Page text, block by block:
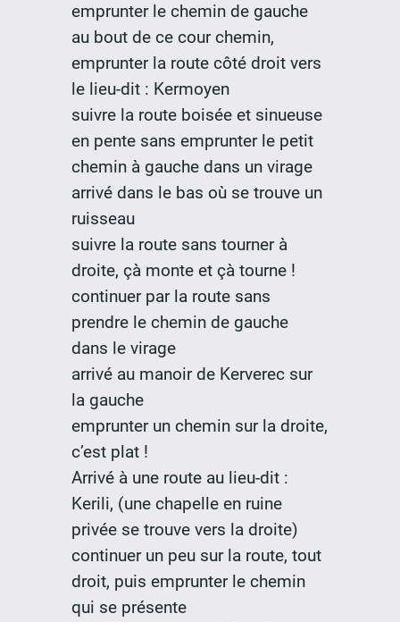
emprunter le chemin de gauche
au bout de ce cour chemin,
emprunter la route côté droit vers
le lieu-dit : Kermoyen
suivre la route boisée et sinueuse
en pente sans emprunter le petit
chemin à gauche dans un virage
arrivé dans le bas où se trouve un
ruisseau
suivre la route sans tourner à
droite, çà monte et çà tourne !
continuer par la route sans
prendre le chemin de gauche
dans le virage
arrivé au manoir de Kerverec sur
la gauche
emprunter un chemin sur la droite,
c’est plat !
Arrivé à une route au lieu-dit :
Kerili, (une chapelle en ruine
privée se trouve vers la droite)
continuer un peu sur la route, tout
droit, puis emprunter le chemin
qui se présente